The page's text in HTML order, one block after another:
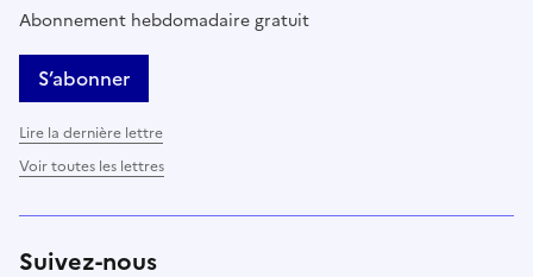
Abonnement hebdomadaire gratuit
S’abonner
Lire la dernière lettre
Voir toutes les lettres
Suivez-nous